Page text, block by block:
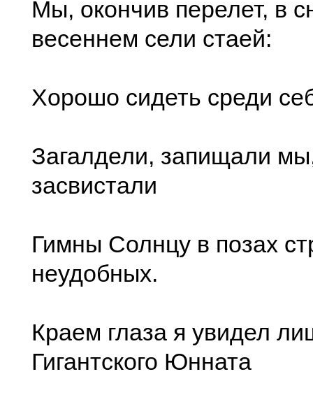
Мы, окончив перелет, в
весеннем сели стаей:
Хорошо сидеть среди
Загалдели, запищали
засвистали
Гимны Солнцу в позах
неудобных.
Краем глаза я увидел
Гигантского Юнната